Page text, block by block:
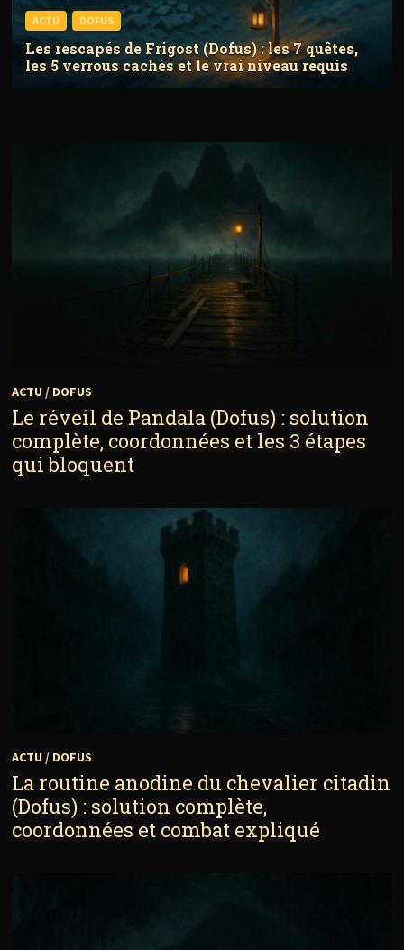
ACTU DOFUS
Les rescapés de Frigost (Dofus) : les 7 quêtes,
les 5 verrous cachés et le vrai niveau requis
ACTU / DOFUS
Le réveil de Pandala (Dofus) : solution
complète, coordonnées et les 3 étapes
qui bloquent
ACTU / DOFUS
La routine anodine du chevalier citadin
(Dofus) : solution complète,
coordonnées et combat expliqué